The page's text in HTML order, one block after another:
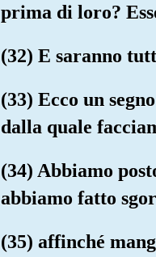
prima di loro?
(32) E saranno
(33) Ecco un
dalla quale
(34) Abbiamo
abbiamo fatto
(35) affinché